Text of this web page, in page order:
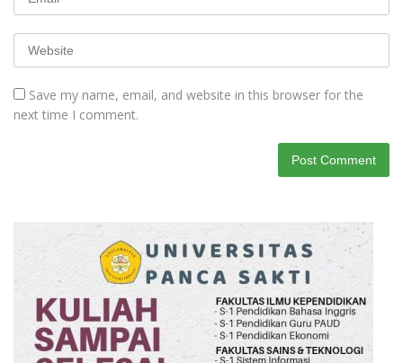
Save my name, email, and website in this browser for the
next time I comment.